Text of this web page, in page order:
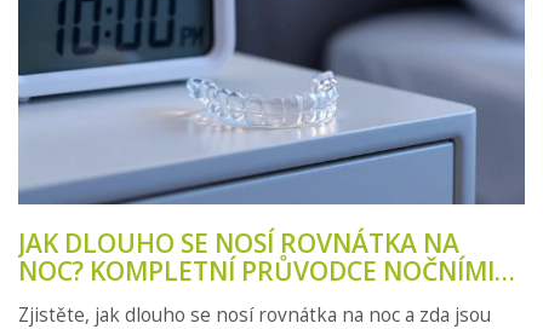
JAK DLOUHO SE NOSÍ ROVNÁTKA NA
NOC? KOMPLETNÍ PRŮVODCE NOČNÍMI
KOREKTORY A FAZETAMI
Zjistěte, jak dlouho se nosí rovnátka na noc a zda jsou